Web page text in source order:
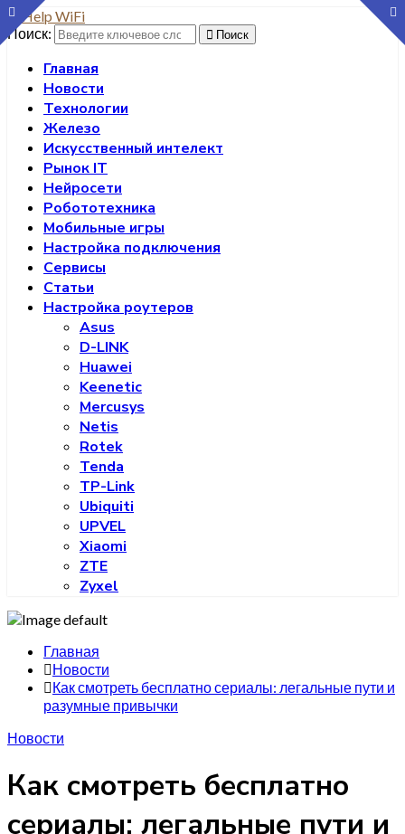
Поиск: Поиск
Главная
Новости
Технологии
Железо
Искусственный интелект
Рынок IT
Нейросети
Робототехника
Мобильные игры
Настройка подключения
Сервисы
Статьи
Настройка роутеров
Asus
D-LINK
Huawei
Keenetic
Mercusys
Netis
Rotek
Tenda
TP-Link
Ubiquiti
UPVEL
Xiaomi
ZTE
Zyxel
Главная
Новости
Как смотреть бесплатно сериалы: легальные пути и
разумные привычки
Новости
Как смотреть бесплатно
сериалы: легальные пути и